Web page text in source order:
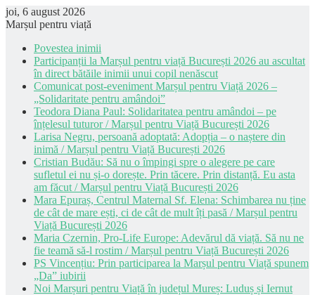
joi, 6 august 2026
Marșul pentru viață
Povestea inimii
Participanții la Marșul pentru viață București 2026 au ascultat
în direct bătăile inimii unui copil nenăscut
Comunicat post-eveniment Marșul pentru Viață 2026 –
„Solidaritate pentru amândoi”
Teodora Diana Paul: Solidaritatea pentru amândoi – pe
înțelesul tuturor / Marșul pentru Viață București 2026
Larisa Negru, persoană adoptată: Adopția – o naștere din
inimă / Marșul pentru Viață București 2026
Cristian Budău: Să nu o împingi spre o alegere pe care
sufletul ei nu și-o dorește. Prin tăcere. Prin distanță. Eu asta
am făcut / Marșul pentru Viață București 2026
Mara Epuraș, Centrul Maternal Sf. Elena: Schimbarea nu ține
de cât de mare ești, ci de cât de mult îți pasă / Marșul pentru
Viață București 2026
Maria Czernin, Pro-Life Europe: Adevărul dă viață. Să nu ne
fie teamă să-l rostim / Marșul pentru Viață București 2026
PS Vincențiu: Prin participarea la Marșul pentru Viață spunem
„Da” iubirii
Noi Marșuri pentru Viață în județul Mureș: Luduș și Iernut